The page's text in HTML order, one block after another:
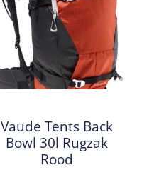
Vaude Tents Back
Bowl 30l Rugzak
Rood